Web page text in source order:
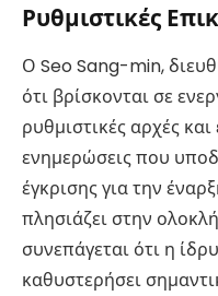
Ρυθμιστικές
Ο Seo Sang-min,
ότι βρίσκονται σε
ρυθμιστικές αρχές
ενημερώσεις που
έγκρισης για την
πλησιάζει στην
συνεπάγεται ότι η
καθυστερήσει